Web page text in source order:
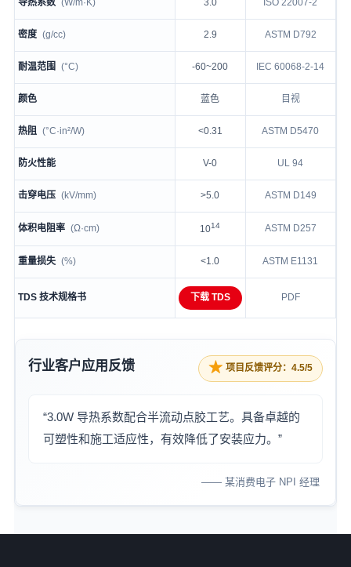
导热系数 (W/m·K) 3.0 ISO 22007-2
密度 (g/cc) 2.9 ASTM D792
耐温范围 (°C) -60~200 IEC 60068-2-14
颜色 蓝色 目视
热阻 (°C·in²/W) <0.31 ASTM D5470
防火性能 V-0 UL 94
击穿电压 (kV/mm) >5.0 ASTM D149
体积电阻率 (Ω·cm) 1014 ASTM D257
重量损失 (%) <1.0 ASTM E1131
TDS 技术规格书 下载 TDS PDF
行业客户应用反馈 ★ 项目反馈评分：4.5/5
“3.0W 导热系数配合半流动点胶工艺。具备卓越的
可塑性和施工适应性，有效降低了安装应力。”
—— 某消费电子 NPI 经理